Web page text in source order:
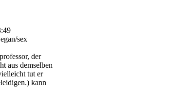
sex
der
aus demselben
tut er
kann